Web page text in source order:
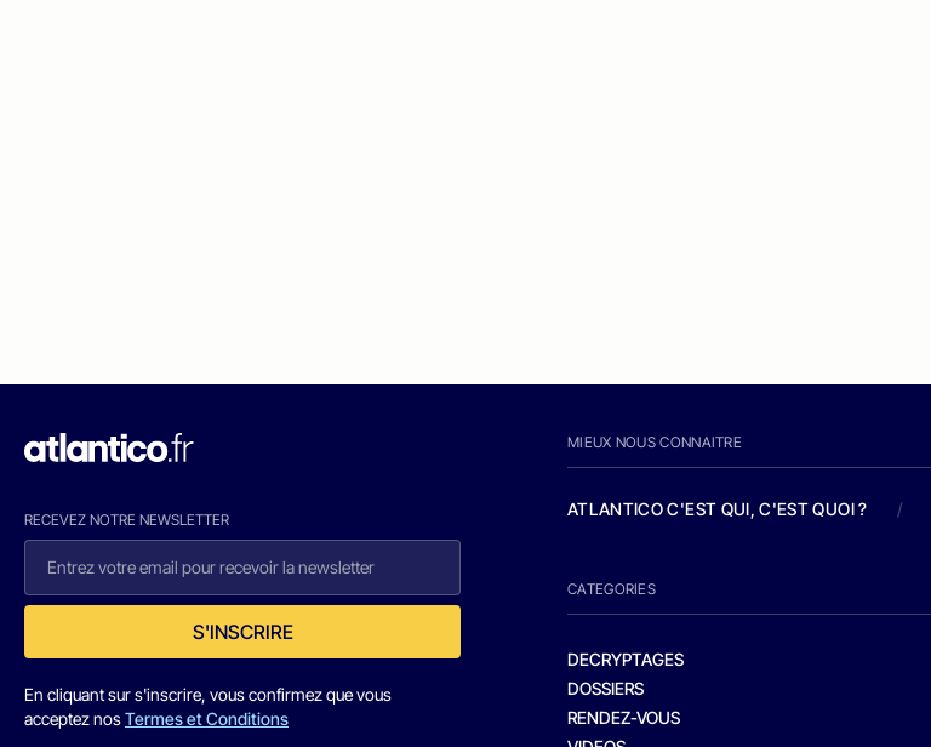
RECEVEZ NOTRE NEWSLETTER
S'INSCRIRE
En cliquant sur s'inscrire, vous confirmez que vous
acceptez nosTermes et Conditions
MIEUX NOUS CONNAITRE
ATLANTICO C'EST QUI, C'EST QUOI ? /
CATEGORIES
DECRYPTAGES
DOSSIERS
RENDEZ-VOUS